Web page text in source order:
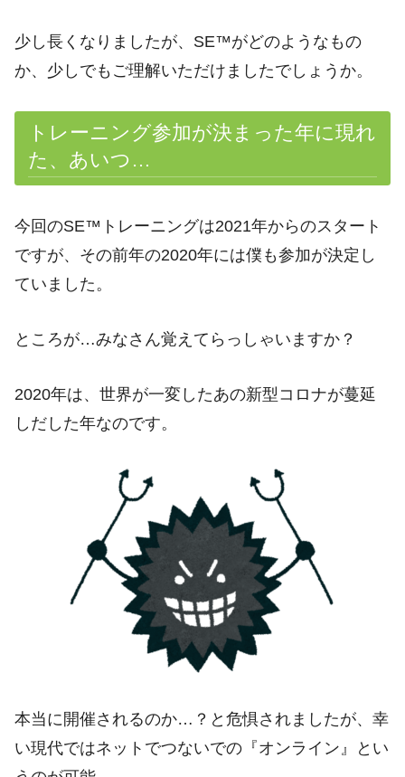
少し長くなりましたが、SE™がどのようなもの
か、少しでもご理解いただけましたでしょうか。
トレーニング参加が決まった年に現れ
た、あいつ…
今回のSE™トレーニングは2021年からのスタート
ですが、その前年の2020年には僕も参加が決定し
ていました。
ところが…みなさん覚えてらっしゃいますか？
2020年は、世界が一変したあの新型コロナが蔓延
しだした年なのです。
本当に開催されるのか…？と危惧されましたが、幸
い現代ではネットでつないでの『オンライン』とい